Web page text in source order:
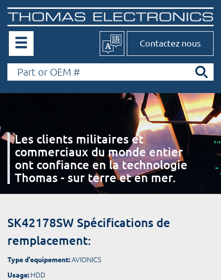
Contactez nous
Les clients militaires et
commerciaux du monde entier
ont confiance en la technologie
Thomas - sur terre et en mer.
SK42178SW Spécifications de
remplacement:
Type d'equipement:AVIONICS
Usage: HDD